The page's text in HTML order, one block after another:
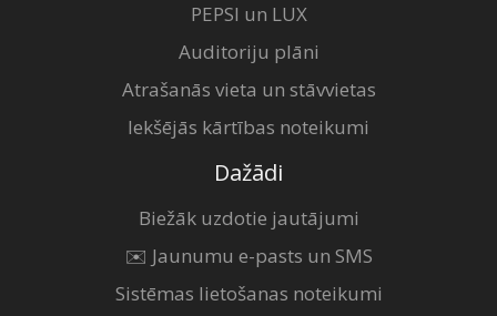
PEPSI un LUX
Auditoriju plāni
Atrašanās vieta un stāvvietas
Iekšējās kārtības noteikumi
Dažādi
Biežāk uzdotie jautājumi
✉️ Jaunumu e-pasts un SMS
Sistēmas lietošanas noteikumi